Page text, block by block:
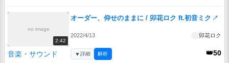
no image
2:42
オーダー、仰せのままに / 卯花ロク ft.初音ミク ↗
2022/4/13 卯花ロク
音楽・サウンド 👑50
▼詳細 解析